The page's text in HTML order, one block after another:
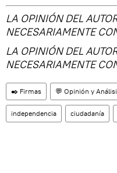
LA OPINIÓN DEL
NECESARIAMENTE
LA OPINIÓN DEL
NECESARIAMENTE
✒️ Firmas 💬 Opinión y
independencia ciudadanía